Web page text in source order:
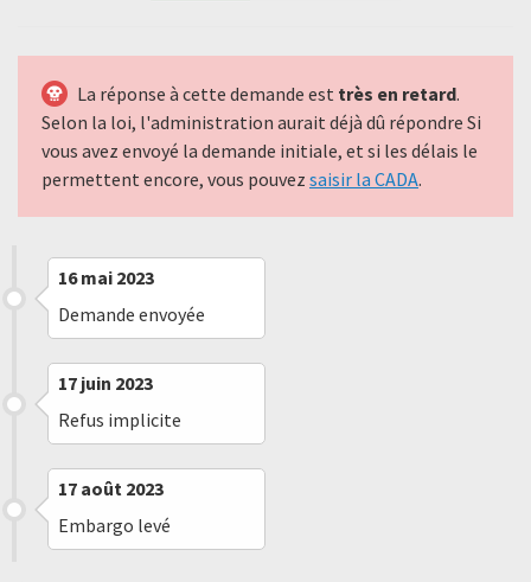
La réponse à cette demande est très en retard.
Selon la loi, l'administration aurait déjà dû répondre Si
vous avez envoyé la demande initiale, et si les délais le
permettent encore, vous pouvez saisir la CADA.
16 mai 2023
Demande envoyée
17 juin 2023
Refus implicite
17 août 2023
Embargo levé